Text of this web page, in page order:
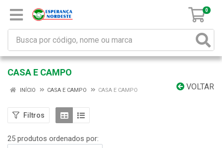
0
CASA E CAMPO
VOLTAR
INÍCIO CASA E CAMPO CASA E CAMPO
Filtros
25 produtos ordenados por: